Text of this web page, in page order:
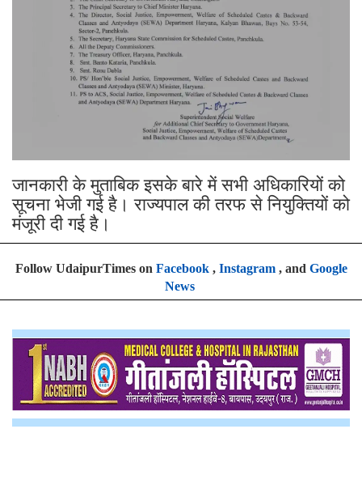
जानकारी के मुताबिक इसके बारे में सभी अधिकारियों को
सूचना भेजी गई है। राज्यपाल की तरफ से नियुक्तियों को
मंजूरी दी गई है।
Follow UdaipurTimes on Facebook, Instagram, and Google
News